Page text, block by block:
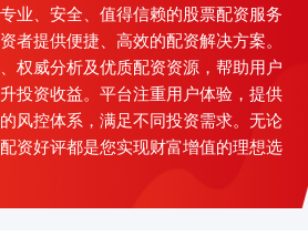
业、安全、值得信赖的股票配资服务
者提供便捷、高效的配资解决方案。
权威分析及优质配资资源，帮助用户
投资收益。平台注重用户体验，提供
风控体系，满足不同投资需求。无论
资好评都是您实现财富增值的理想选